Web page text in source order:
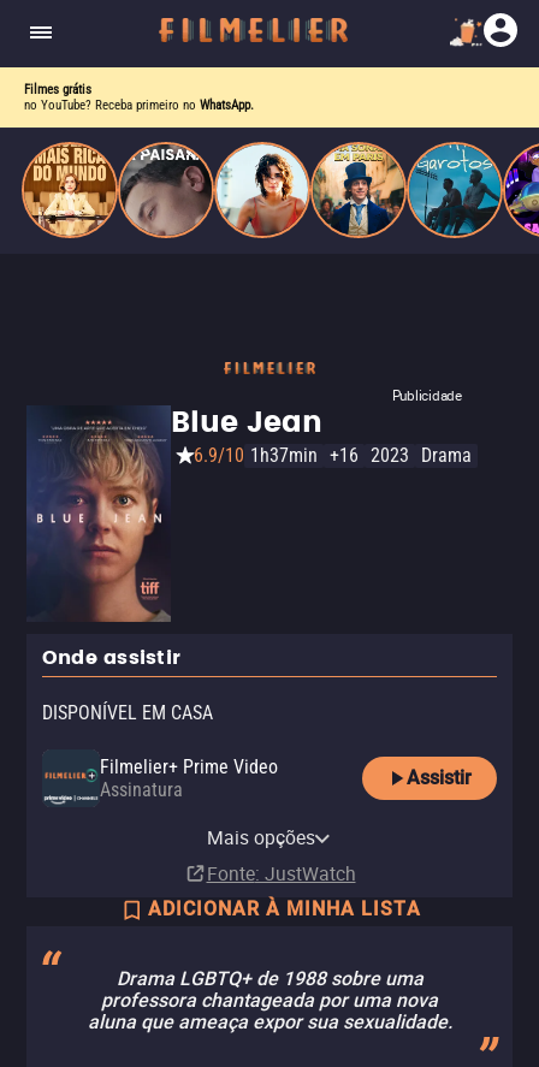
Filmes grátis
no YouTube? Receba primeiro no WhatsApp.
Publicidade
Blue Jean
6.9/10 1h37min +16 2023 Drama
Onde assistir
DISPONÍVEL EM CASA
Filmelier+ Prime Video
Assinatura
Assistir
R$ 29,90
Mais opções
Fonte: JustWatch
ADICIONAR À MINHA LISTA
Drama LGBTQ+ de 1988 sobre uma
professora chantageada por uma nova
aluna que ameaça expor sua sexualidade.
do
Mundo